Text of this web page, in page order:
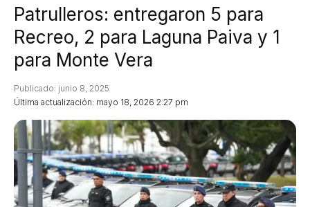
Patrulleros: entregaron 5 para
Recreo, 2 para Laguna Paiva y 1
para Monte Vera
Última actualización: mayo 18, 2026 2:27 pm
Publicado: junio 8, 2025